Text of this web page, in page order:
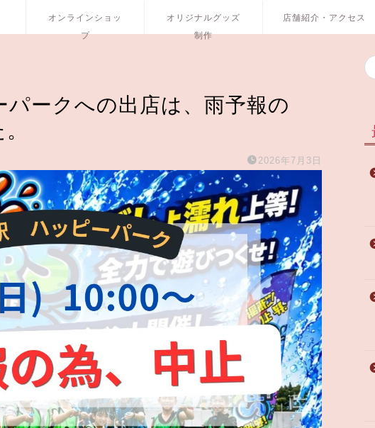
オンラインショッ
プ
オリジナルグッズ
制作
店舗紹介・アクセス
ークへの出店は、雨予報の
2026年7月3日